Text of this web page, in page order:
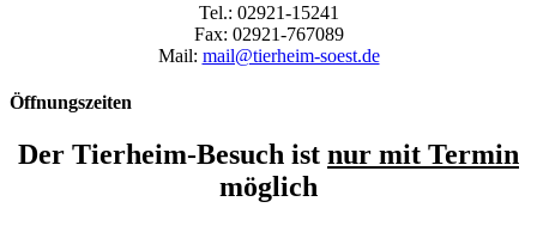
Tel.: 02921-15241
Fax: 02921-767089
Mail: mail@tierheim-soest.de
Öffnungszeiten
Der Tierheim-Besuch ist nur mit Termin
möglich